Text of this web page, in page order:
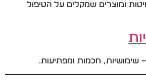
ומוצרים שמקלים על הטיפול
שימושיות, חכמות ומפתיעות.